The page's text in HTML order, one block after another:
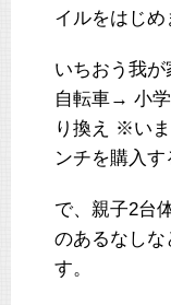
イルをはじめ
いちおう我
自転車→ 小
り換え ※い
ンチを購入す
で、親子2台
のあるなしな
す。